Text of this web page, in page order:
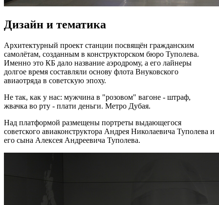
Дизайн и тематика
Архитектурный проект станции посвящён гражданским
самолётам, созданным в конструкторском бюро Туполева.
Именно это КБ дало название аэродрому, а его лайнеры
долгое время составляли основу флота Внуковского
авиаотряда в советскую эпоху.
Не так, как у нас: мужчина в "розовом" вагоне - штраф,
жвачка во рту - плати деньги. Метро Дубая.
Над платформой размещены портреты выдающегося
советского авиаконструктора Андрея Николаевича Туполева и
его сына Алексея Андреевича Туполева.